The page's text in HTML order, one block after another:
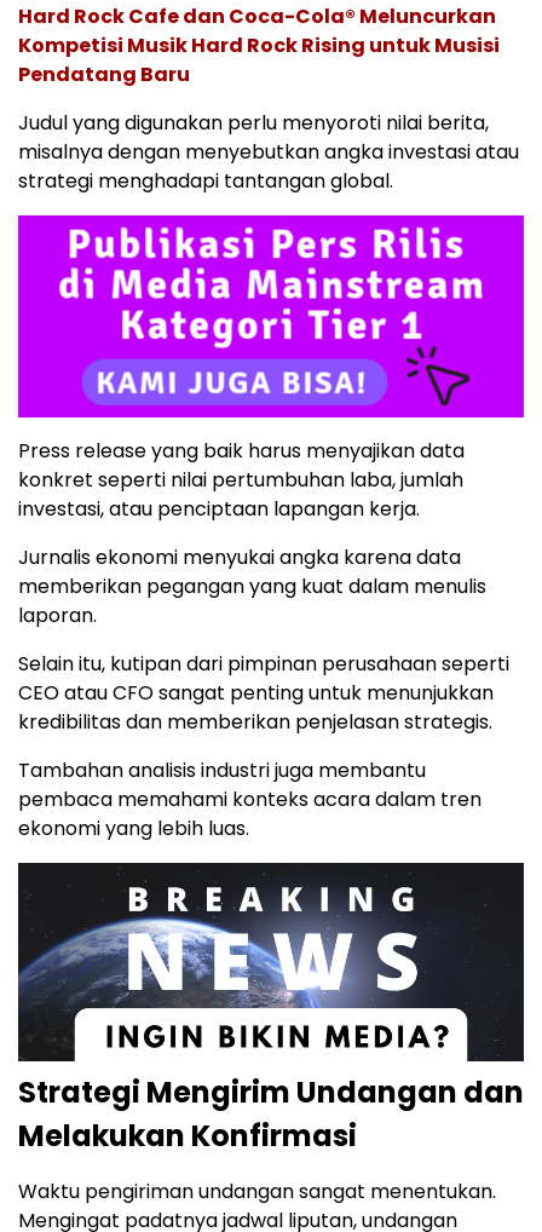
Hard Rock Cafe dan Coca-Cola® Meluncurkan
Kompetisi Musik Hard Rock Rising untuk Musisi
Pendatang Baru
Judul yang digunakan perlu menyoroti nilai berita,
misalnya dengan menyebutkan angka investasi atau
strategi menghadapi tantangan global.
Press release yang baik harus menyajikan data
konkret seperti nilai pertumbuhan laba, jumlah
investasi, atau penciptaan lapangan kerja.
Jurnalis ekonomi menyukai angka karena data
memberikan pegangan yang kuat dalam menulis
laporan.
Selain itu, kutipan dari pimpinan perusahaan seperti
CEO atau CFO sangat penting untuk menunjukkan
kredibilitas dan memberikan penjelasan strategis.
Tambahan analisis industri juga membantu
pembaca memahami konteks acara dalam tren
ekonomi yang lebih luas.
Strategi Mengirim Undangan dan
Melakukan Konfirmasi
Waktu pengiriman undangan sangat menentukan.
Mengingat padatnya jadwal liputan, undangan